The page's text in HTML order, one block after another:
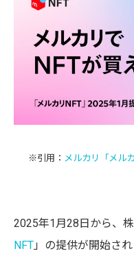
※引用： メルカリ「メル
2025年1月28日から、
NFT 」の提供が開始され